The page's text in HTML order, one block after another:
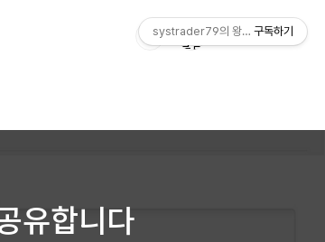
유합니다
systrader79의 왕초보를 위한 주식
구독하기